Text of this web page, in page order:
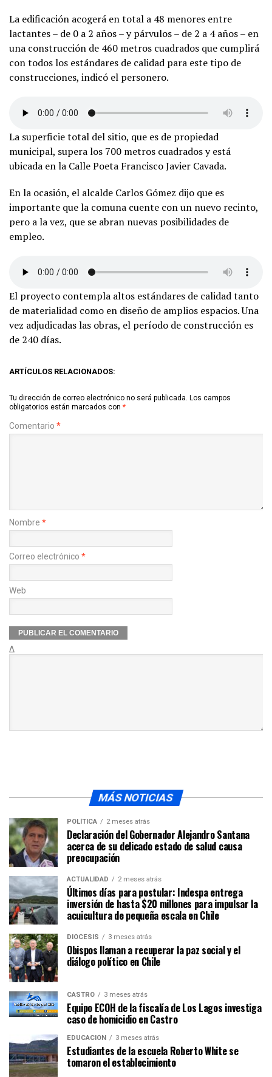
La edificación acogerá en total a 48 menores entre
lactantes – de 0 a 2 años – y párvulos – de 2 a 4 años – en
una construcción de 460 metros cuadrados que cumplirá
con todos los estándares de calidad para este tipo de
construcciones, indicó el personero.
La superficie total del sitio, que es de propiedad
municipal, supera los 700 metros cuadrados y está
ubicada en la Calle Poeta Francisco Javier Cavada.
En la ocasión, el alcalde Carlos Gómez dijo que es
importante que la comuna cuente con un nuevo recinto,
pero a la vez, que se abran nuevas posibilidades de
empleo.
El proyecto contempla altos estándares de calidad tanto
de materialidad como en diseño de amplios espacios. Una
vez adjudicadas las obras, el período de construcción es
de 240 días.
ARTÍCULOS RELACIONADOS:
Tu dirección de correo electrónico no será publicada. Los campos
obligatorios están marcados con *
Comentario *
Nombre *
Correo electrónico *
Web
Δ
MÁS NOTICIAS
POLÍTICA 2 meses atrás
Declaración del Gobernador Alejandro Santana
acerca de su delicado estado de salud causa
preocupación
ACTUALIDAD 2 meses atrás
Últimos días para postular: Indespa entrega
inversión de hasta $20 millones para impulsar la
acuicultura de pequeña escala en Chile
DIÓCESIS 3 meses atrás
Obispos llaman a recuperar la paz social y el
diálogo político en Chile
CASTRO 3 meses atrás
Equipo ECOH de la fiscalía de Los Lagos investiga
caso de homicidio en Castro
EDUCACIÓN 3 meses atrás
Estudiantes de la escuela Roberto White se
tomaron el establecimiento